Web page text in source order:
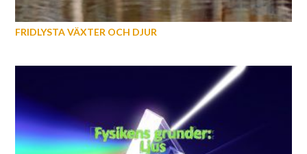
FRIDLYSTA VÄXTER OCH DJUR